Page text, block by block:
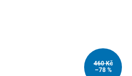
460 Kč
–78 %